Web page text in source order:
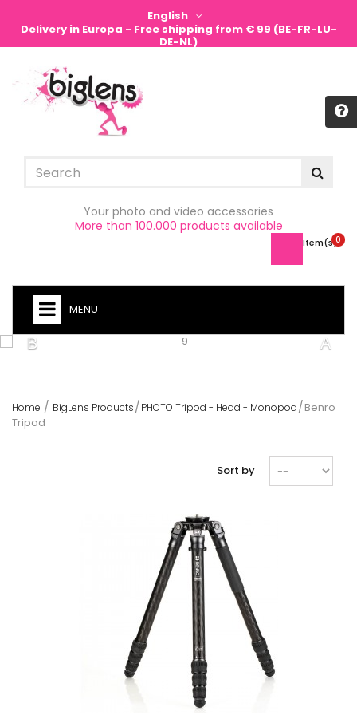
English
Delivery in Europa - Free shipping from € 99 (BE-FR-LU-
DE-NL)
Your photo and video accessories
More than 100.000 products available
0
Item(s) -
MENU
Home BigLens Products PHOTO Tripod - Head - Monopod
Benro
Tripod
Sort by